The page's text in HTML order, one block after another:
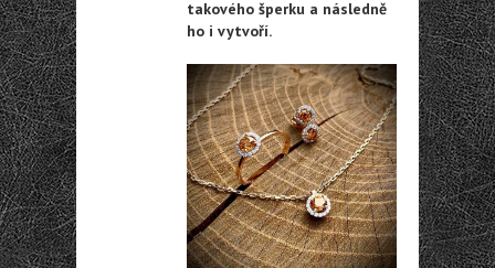
takového šperku a následně
ho i vytvoří.